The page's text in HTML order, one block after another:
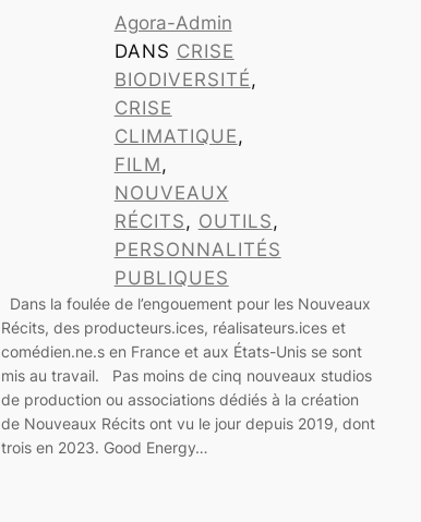
Agora-Admin
DANS CRISE
BIODIVERSITÉ
CRISE
CLIMATIQUE
FILM
NOUVEAUX
RÉCITS, OUTILS
PERSONNALITÉS
PUBLIQUES
Dans la foulée de l’engouement pour les Nouveaux
Récits, des producteurs.ices, réalisateurs.ices et
comédien.ne.s en France et aux États-Unis se sont
mis au travail. Pas moins de cinq nouveaux studios
de production ou associations dédiés à la création
de Nouveaux Récits ont vu le jour depuis 2019, dont
trois en 2023. Good Energy…